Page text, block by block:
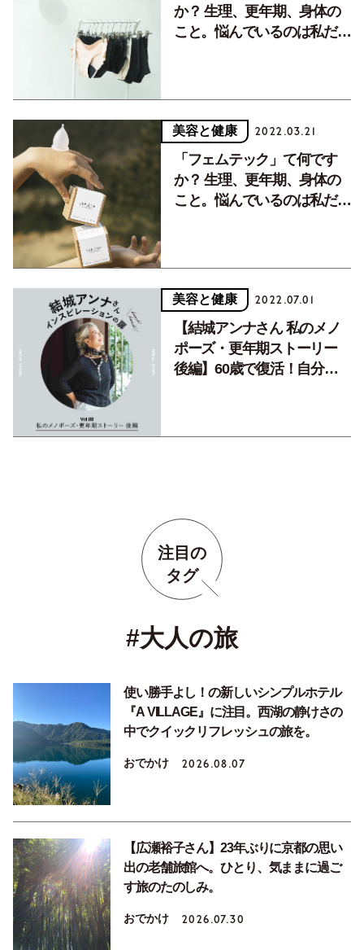
か？ 生理、更年期、身体の
こと。悩んでいるのは私だけ
美容と健康 2022.03.21
「フェムテック」て何です
か？ 生理、更年期、身体の
こと。悩んでいるのは私だけ
美容と健康 2022.07.01
【結城アンナさん 私のメノ
ポーズ・更年期ストーリー
後編】60歳で復活！自分の
注目の
タグ
#大人の旅
使い勝手よし！の新しいシンプルホテル
『A VILLAGE』に注目。西湖の静けさの
中でクイックリフレッシュの旅を。
おでかけ 2026.08.07
【広瀬裕子さん】23年ぶりに京都の思い
出の老舗旅館へ。ひとり、気ままに過ご
す旅のたのしみ。
おでかけ 2026.07.30